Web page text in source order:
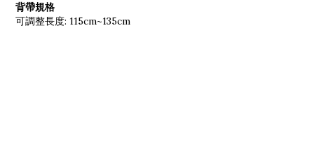
背帶規格
可調整長度: 115cm~135cm